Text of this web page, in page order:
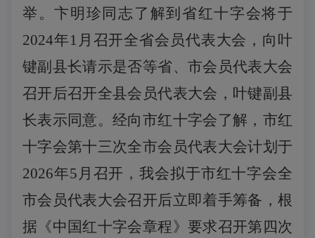
举。卞明珍同志了解到省红十字会将于
2024年1月召开全省会员代表大会，向叶
键副县长请示是否等省、市会员代表大会
召开后召开全县会员代表大会，叶键副县
长表示同意。经向市红十字会了解，市红
十字会第十三次全市会员代表大会计划于
2026年5月 召开，我会拟于市红十字会全
市会员代表大会召开后立即着手筹备，根
据《中国红十字会章程》要求召开第四次